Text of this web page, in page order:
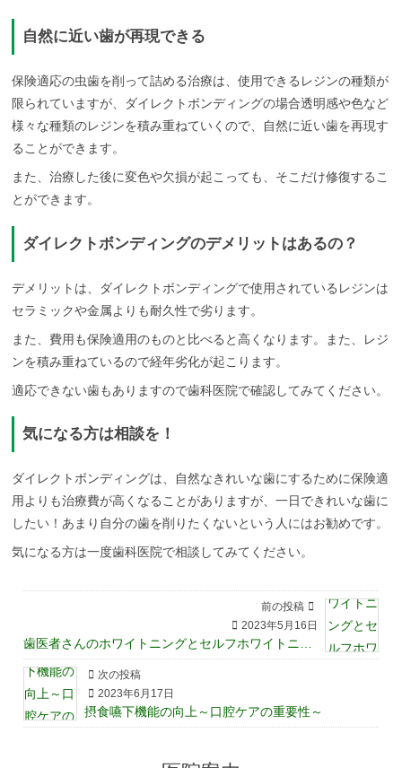
自然に近い歯が再現できる
保険適応の虫歯を削って詰める治療は、使用できるレジンの種類が
限られていますが、ダイレクトボンディングの場合透明感や色など
様々な種類のレジンを積み重ねていくので、自然に近い歯を再現す
ることができます。
また、治療した後に変色や欠損が起こっても、そこだけ修復するこ
とができます。
ダイレクトボンディングのデメリットはあるの？
デメリットは、ダイレクトボンディングで使用されているレジンは
セラミックや金属よりも耐久性で劣ります。
また、費用も保険適用のものと比べると高くなります。また、レジ
ンを積み重ねているので経年劣化が起こります。
適応できない歯もありますので歯科医院で確認してみてください。
気になる方は相談を！
ダイレクトボンディングは、自然なきれいな歯にするために保険適
用よりも治療費が高くなることがありますが、一日できれいな歯に
したい！あまり自分の歯を削りたくないという人にはお勧めです。
気になる方は一度歯科医院で相談してみてください。
前の投稿
2023年5月16日
次の投稿
2023年6月17日
摂食嚥下機能の向上～口腔ケアの重要性～